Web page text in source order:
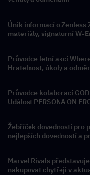
Únik informací o Zenless
materiály, signaturní W-
Průvodce letní akcí
Hratelnost, úkoly a
Průvodce kolaborací
Událost PERSONA ON
Žebříček dovedností pro
nejlepších dovedností a
Marvel Rivals
nakupovat chytřeji v